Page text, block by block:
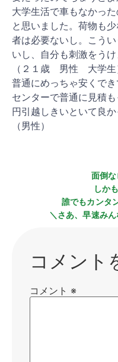
大学生活で車もなかっ
と思いました。荷物も
者は必要ないし。こう
いし、自分も刺激をうけ
（２１歳 男性 大学生
普通にめっちゃ安くで
センターで普通に見積
円引越しきいといて良か
（男性）
面倒な
しか
誰でもカンタ
＼さあ、早速み
コメント
コメント ※